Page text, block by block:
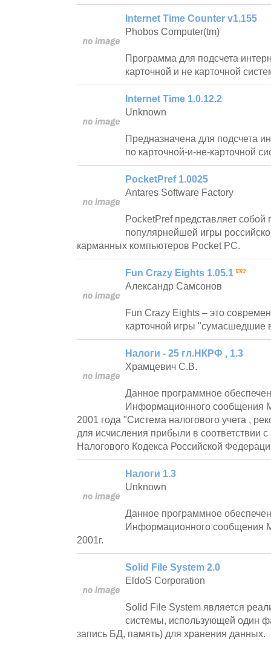
Internet Time Counter v1.155
Phobos Computer(tm)
Программа для подсчета
карточной и не карточной
Internet Time 1.0.12.2
Unknown
Предназначена для подсчета
по карточной-и-не-карточной
PocketPref 1.0025
Antares Software Factory
PocketPref представляет
популярнейшей игры
карманных компьютеров Pocket PC.
Fun Crazy Eights 1.05.1
Александр Самсонов
Fun Crazy Eights – это
карточной игры "сумасшедшие
Налоги - 25 гл.НКРФ , 1.3
Храмцевич С.В.
Данное программное
Информационного сообщения
2001 года "Система налогового учета ,
для исчисления прибыли в соответствии
Налогового Кодекса Российской
Налоги 1.3
Unknown
Данное программное
Информационного сообщения
2001г.
Solid File System 2.0
EldoS Corporation
Solid File System является
системы, использующей один
запись БД, память) для хранения данных.